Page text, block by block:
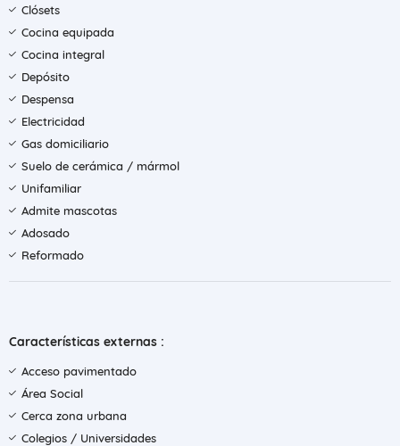
Clósets
Cocina equipada
Cocina integral
Depósito
Despensa
Electricidad
Gas domiciliario
Suelo de cerámica / mármol
Unifamiliar
Admite mascotas
Adosado
Reformado
Características externas :
Acceso pavimentado
Área Social
Cerca zona urbana
Colegios / Universidades